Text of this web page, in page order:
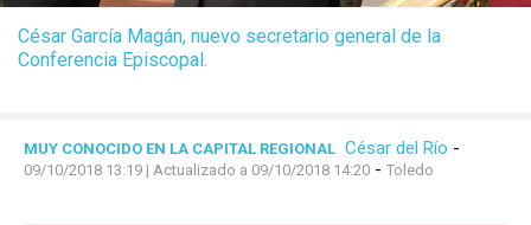
César García Magán, nuevo secretario general de la
Conferencia Episcopal.
MUY CONOCIDO EN LA CAPITAL REGIONAL César del Río -
09/10/2018 13:19 | Actualizado a 09/10/2018 14:20 - Toledo